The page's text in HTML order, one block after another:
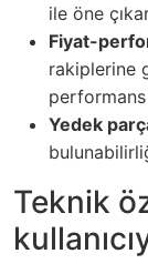
ile öne
Fiyat-
rakiplerine
Yedek
Teknik